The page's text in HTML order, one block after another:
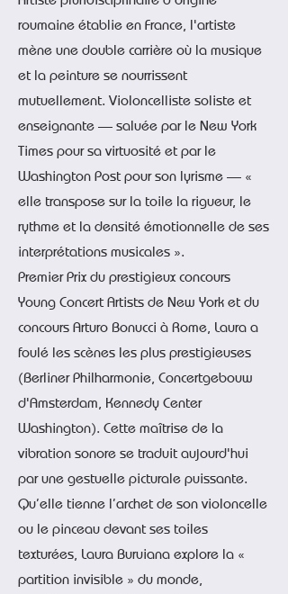
roumaine établie en France, l'artiste
mène une double carrière où la musique
et la peinture se nourrissent
mutuellement. Violoncelliste soliste et
enseignante — saluée par le New York
Times pour sa virtuosité et par le
Washington Post pour son lyrisme — «
elle transpose sur la toile la rigueur, le
rythme et la densité émotionnelle de ses
interprétations musicales ».
Premier Prix du prestigieux concours
Young Concert Artists de New York et du
concours Arturo Bonucci à Rome, Laura a
foulé les scènes les plus prestigieuses
(Berliner Philharmonie, Concertgebouw
d'Amsterdam, Kennedy Center
Washington). Cette maîtrise de la
vibration sonore se traduit aujourd'hui
par une gestuelle picturale puissante.
Qu’elle tienne l’archet de son violoncelle
ou le pinceau devant ses toiles
texturées, Laura Buruiana explore la «
partition invisible » du monde,